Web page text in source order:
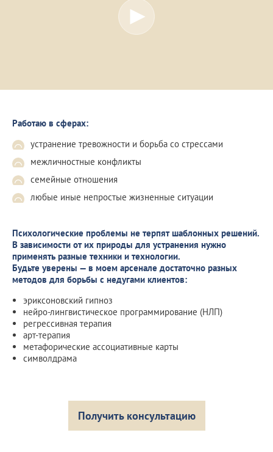
Работаю в сферах:
устранение тревожности и борьба со стрессами
межличностные конфликты
семейные отношения
любые иные непростые жизненные ситуации
Психологические проблемы не терпят шаблонных решений.
В зависимости от их природы для устранения нужно
применять разные техники и технологии.
Будьте уверены — в моем арсенале достаточно разных
методов для борьбы с недугами клиентов:
эриксоновский гипноз
нейро-лингвистическое программирование (НЛП)
регрессивная терапия
арт-терапия
метафорические ассоциативные карты
символдрама
Получить консультацию